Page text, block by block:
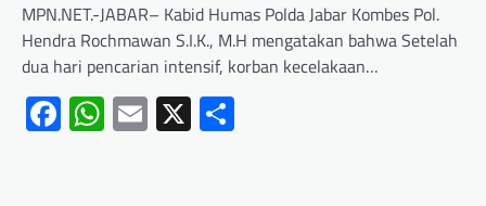
MPN.NET.-JABAR– Kabid Humas Polda Jabar Kombes Pol.
Hendra Rochmawan S.I.K., M.H mengatakan bahwa Setelah
dua hari pencarian intensif, korban kecelakaan…
Facebook
WhatsApp
Email
X